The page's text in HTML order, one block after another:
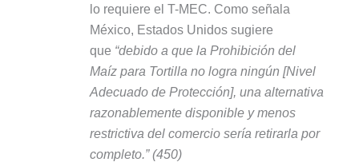
lo requiere el T-MEC. Como señala
México, Estados Unidos sugiere
que “debido a que la Prohibición del
Maíz para Tortilla no logra ningún [Nivel
Adecuado de Protección], una alternativa
razonablemente disponible y menos
restrictiva del comercio sería retirarla por
completo.”(450)